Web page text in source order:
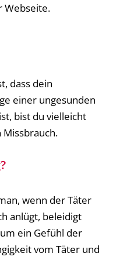
Webseite.
dass dein
einer ungesunden
bist du vielleicht
wenn der Täter
anlügt, beleidigt
ein Gefühl der
vom Täter und